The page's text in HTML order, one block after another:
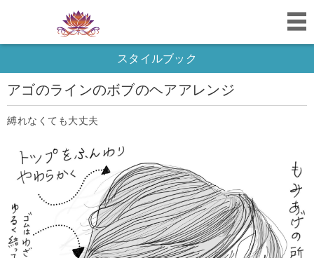
スタイルブック
アゴのラインのボブのヘアアレンジ
縛れなくても大丈夫